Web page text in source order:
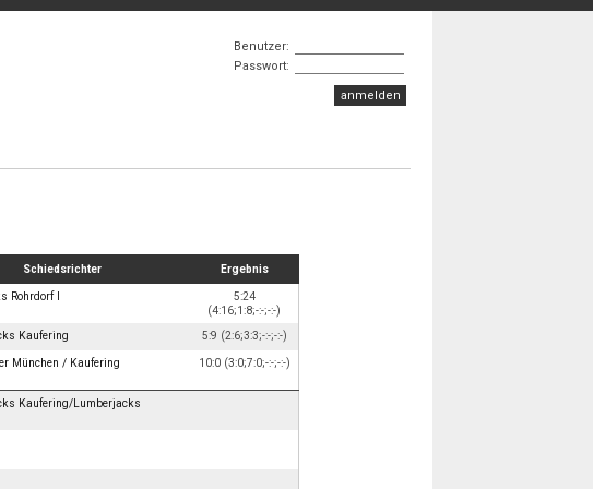
Benutzer:
Passwort:
Schiedsrichter
Ergebnis
Rohrdorf I
5:24
(4:16;1:8;-:-;-:-)
Kaufering
5:9 (2:6;3:3;-:-;-:-)
München / Kaufering 10:0 (3:0;7:0;-:-;-:-)
Kaufering/Lumberjacks